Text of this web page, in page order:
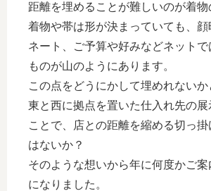
距離を埋めることが難しいのが着物
着物や帯は形が決まっていても、顔
ネート、ご予算や好みなどネット
ものが山のようにあります。
この点をどうにかして埋めれないか
東と西に拠点を置いた仕入れ先の展
ことで、店との距離を縮める切っ
はないか？
そのような想いから年に何度かご案
になりました。